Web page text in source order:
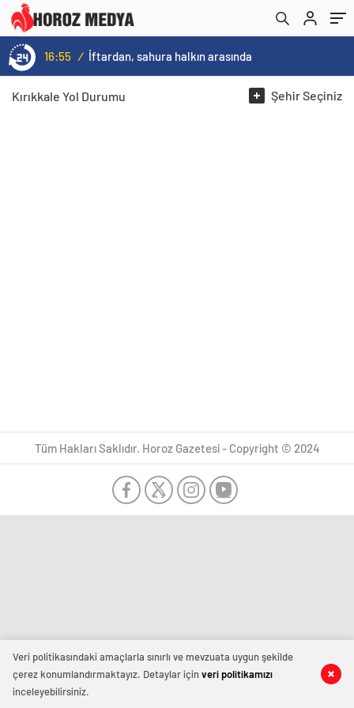
16:55 / İftardan, sahura halkın arasında
Kırıkkale Yol Durumu ŞehirSeçiniz
Tüm Hakları Saklıdır. Horoz Gazetesi - Copyright © 2024
Veri politikasındaki amaçlarla sınırlı ve mevzuata uygun şekilde
çerez konumlandırmaktayız. Detaylar içinveri politikamızı
inceleyebilirsiniz.